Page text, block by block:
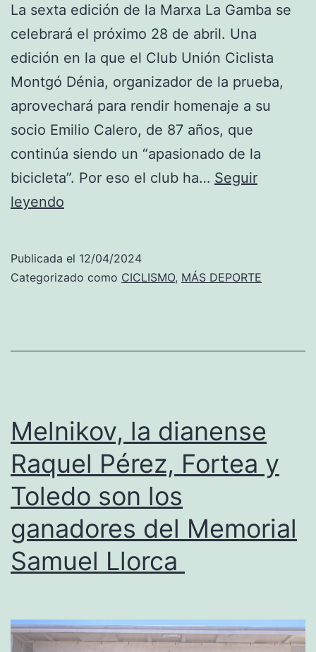
La sexta edición de la Marxa La Gamba se
celebrará el próximo 28 de abril. Una
edición en la que el Club Unión Ciclista
Montgó Dénia, organizador de la prueba,
aprovechará para rendir homenaje a su
socio Emilio Calero, de 87 años, que
continúa siendo un “apasionado de la
bicicleta”. Por eso el club ha… Seguir
leyendo
Unión
Ciclista
en
la
Marxa
La
Gamba
del
28
Publicada el 12/04/2024
Categorizado como CICLISMO, MÁS DEPORTE
Melnikov, la dianense
Raquel Pérez, Fortea y
Toledo son los
ganadores del Memorial
Samuel Llorca